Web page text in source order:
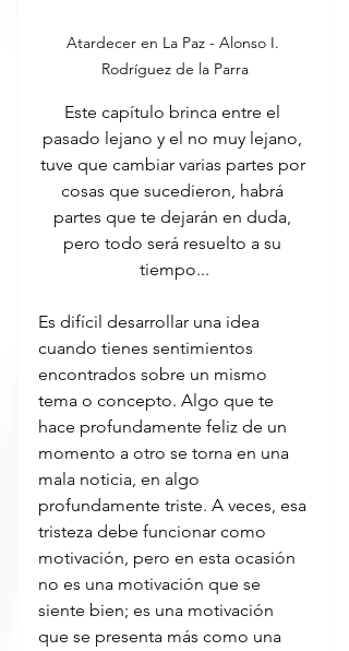
Atardecer en La Paz - Alonso I.
Rodríguez de la Parra
Este capítulo brinca entre el
pasado lejano y el no muy lejano,
tuve que cambiar varias partes por
cosas que sucedieron, habrá
partes que te dejarán en duda,
pero todo será resuelto a su
tiempo...
Es difícil desarrollar una idea
cuando tienes sentimientos
encontrados sobre un mismo
tema o concepto. Algo que te
hace profundamente feliz de un
momento a otro se torna en una
mala noticia, en algo
profundamente triste. A veces, esa
tristeza debe funcionar como
motivación, pero en esta ocasión
no es una motivación que se
siente bien; es una motivación
que se presenta más como una